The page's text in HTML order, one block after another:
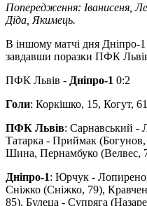
Попередження: Іванисеня,
Діда, Якимець.
В іншому матчі дня Дніпро-
завдавши поразки ПФК
ПФК Львів - Дніпро-1 0:2
Голи: Коркішко, 15, Когут, 61
ПФК Львів: Сарнавський -
Татарка - Приймак
Шина, Пернамбуко (Велвес,
Дніпро-1: Юрчук -
Сніжко (Сніжко, 79),
85), Булеца - Супряга